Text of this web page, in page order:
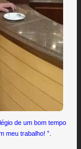
de um bom tempo
meu trabalho! ”.